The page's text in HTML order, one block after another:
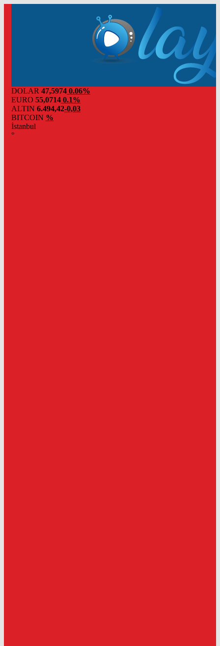
DOLAR 47,5974 0.06%
EURO 55,0714 0.1%
ALTIN 6.494,42-0,03
BITCOIN %
İstanbul
°